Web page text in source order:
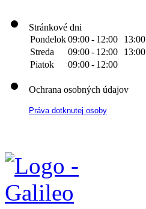
Stránkové dni
Pondelok09:00- 12:00 13:00
Streda
09:00- 12:00 13:00
Piatok
09:00- 12:00
Ochrana osobných údajov
Práva dotknutej osoby